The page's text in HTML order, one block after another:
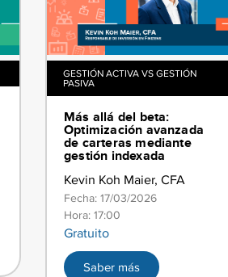
GESTIÓN ACTIVA VS GESTIÓN
PASIVA
Más allá del beta:
Optimización avanzada
de carteras mediante
gestión indexada
Kevin Koh Maier, CFA
Fecha: 17/03/2026
Hora: 17:00
Gratuito
Saber más